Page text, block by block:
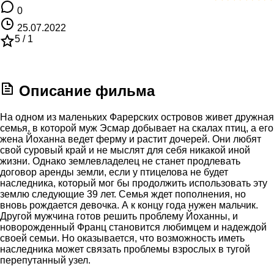
0
25.07.2022
5 / 1
Описание фильма
На одном из маленьких Фарерских островов живет дружная
семья, в которой муж Эсмар добывает на скалах птиц, а его
жена Йоханна ведет ферму и растит дочерей. Они любят
свой суровый край и не мыслят для себя никакой иной
жизни. Однако землевладелец не станет продлевать
договор аренды земли, если у птицелова не будет
наследника, который мог бы продолжить использовать эту
землю следующие 39 лет. Семья ждет пополнения, но
вновь рождается девочка. А к концу года нужен мальчик.
Другой мужчина готов решить проблему Йоханны, и
новорожденный Франц становится любимцем и надеждой
своей семьи. Но оказывается, что возможность иметь
наследника может связать проблемы взрослых в тугой
перепутанный узел.